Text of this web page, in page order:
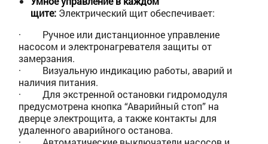
щите: Электрический щит обеспечивает:
· Ручное или дистанционное управление
насосом и электронагревателя защиты от
замерзания.
· Визуальную индикацию работы, аварий и
наличия питания.
· Для экстренной остановки гидромодуля
предусмотрена кнопка “Аварийный стоп” на
дверце электрощита, а также контакты для
удаленного аварийного останова.